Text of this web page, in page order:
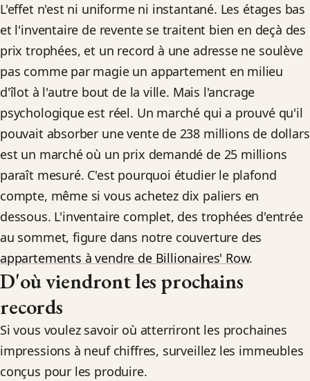
L'effet n'est ni uniforme ni instantané. Les étages bas
et l'inventaire de revente se traitent bien en deçà des
prix trophées, et un record à une adresse ne soulève
pas comme par magie un appartement en milieu
d'îlot à l'autre bout de la ville. Mais l'ancrage
psychologique est réel. Un marché qui a prouvé qu'il
pouvait absorber une vente de 238 millions de dollars
est un marché où un prix demandé de 25 millions
paraît mesuré. C'est pourquoi étudier le plafond
compte, même si vous achetez dix paliers en
dessous. L'inventaire complet, des trophées d'entrée
au sommet, figure dans notre couverture des
appartements à vendre de Billionaires' Row.
D'où viendront les prochains
records
Si vous voulez savoir où atterriront les prochaines
impressions à neuf chiffres, surveillez les immeubles
conçus pour les produire.